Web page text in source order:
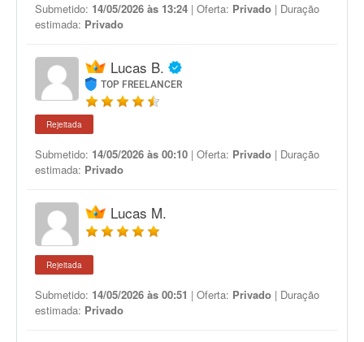
Submetido: 14/05/2026 às 13:24 | Oferta: Privado | Duração
estimada: Privado
Lucas B.
TOP FREELANCER
Rejeitada
Submetido: 14/05/2026 às 00:10 | Oferta: Privado | Duração
estimada: Privado
Lucas M.
Rejeitada
Submetido: 14/05/2026 às 00:51 | Oferta: Privado | Duração
estimada: Privado